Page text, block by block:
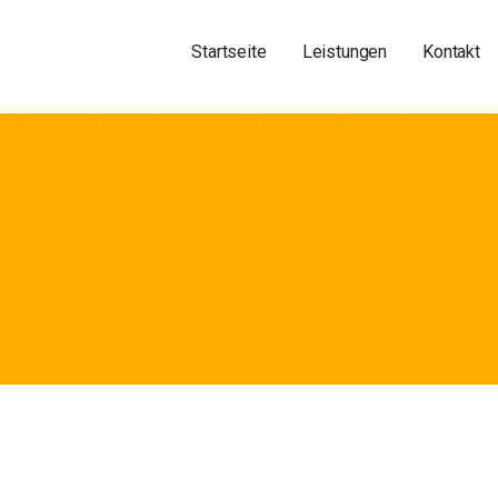
Startseite Leistungen Kontakt